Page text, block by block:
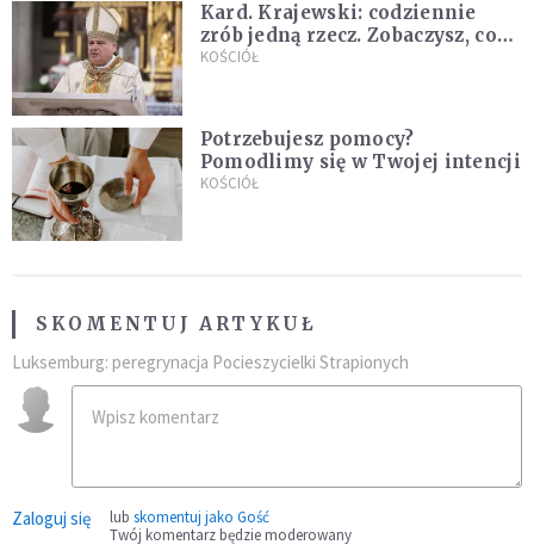
Kard. Krajewski: codziennie
zrób jedną rzecz. Zobaczysz, co
stanie się z twoim życiem
KOŚCIÓŁ
Potrzebujesz pomocy?
Pomodlimy się w Twojej intencji
KOŚCIÓŁ
SKOMENTUJ ARTYKUŁ
Luksemburg: peregrynacja Pocieszycielki Strapionych
Zaloguj się lub skomentuj jako Gość
Twój komentarz będzie moderowany